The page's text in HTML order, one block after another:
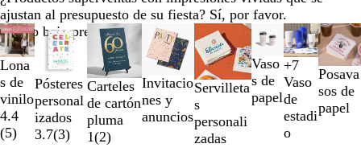
ajustan al presupuesto de su fiesta? Sí, por favor.
Nuevo bajo precio
Lona
s de
vinilo
4.4
(5)
Pósteres
personal
izados
3.7(3)
Nuevas opciones
Carteles
de cartón
pluma
1(2)
Nuevas opciones
Invitacio
nes y
anuncios
Nuevas opciones
Servilleta
s
personali
zadas
Vaso
s de
papel
A
z
u
l
t
N
e
g
r
o
V
e
r
d
e
A
m
a
r
i
+7
Vaso
de
estadi
o
Posava
sos de
papel
Diapositivas
de
la
1
a
la
2